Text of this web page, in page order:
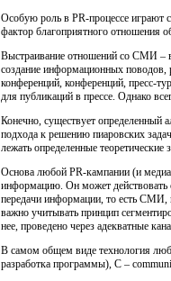
Особую роль в PR-процессе играют
фактор благоприятного отношения
Выстраивание отношений со СМИ –
создание информационных поводов,
конференций, конференций, пресс-
для публикаций в прессе. Однако
Конечно, существует определенный
подхода к решению пиаровских
лежать определенные теоретические
Основа любой PR-кампании (и
информацию. Он может действовать
передачи информации, то есть СМИ,
важно учитывать принцип
нее, проведено через адекватные
В самом общем виде технология
разработка программы), C –